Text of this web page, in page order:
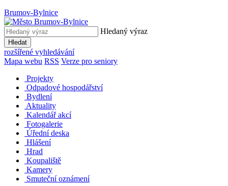
Brumov-Bylnice
Hledaný výraz
Hledat
rozšířené vyhledávání
Mapa webu RSS Verze pro seniory
Projekty
Odpadové hospodářství
Bydlení
Aktuality
Kalendář akcí
Fotogalerie
Úřední deska
Hlášení
Hrad
Koupaliště
Kamery
Smuteční oznámení